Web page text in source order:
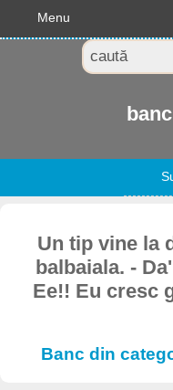
Menu
Un tip vine la
balbaiala. -
Ee!! Eu cresc
Banc din